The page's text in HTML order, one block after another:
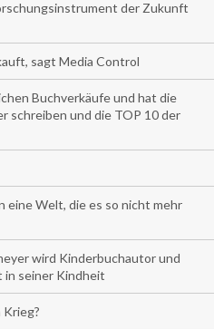
der Zukunft
sagt Media Control
Buchverkäufe und hat die
schreiben und die TOP 10 der
eine Welt, die es so nicht mehr
wird Kinderbuchautor und
seiner Kindheit